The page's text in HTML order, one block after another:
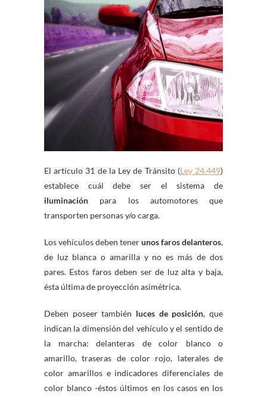
El artí­culo 31 de la Ley de Tránsito (Ley 24.449)
establece cuál debe ser el sistema de
iluminación para los automotores que
transporten personas y/o carga.
Los vehí­culos deben tenerunos faros delanteros,
de luz blanca o amarilla y no es más de dos
pares. Estos faros deben ser de luz alta y baja,
ésta última de proyección asimétrica.
Deben poseer también luces de posición, que
indican la dimensión del vehí­culo y el sentido de
la marcha: delanteras de color blanco o
amarillo, traseras de color rojo, laterales de
color amarillos e indicadores diferenciales de
color blanco -éstos últimos en los casos en los